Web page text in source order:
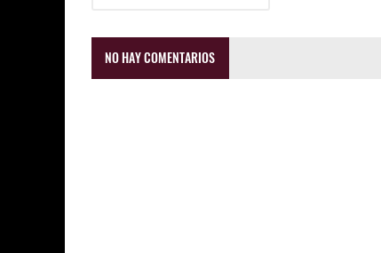
NO HAY COMENTARIOS